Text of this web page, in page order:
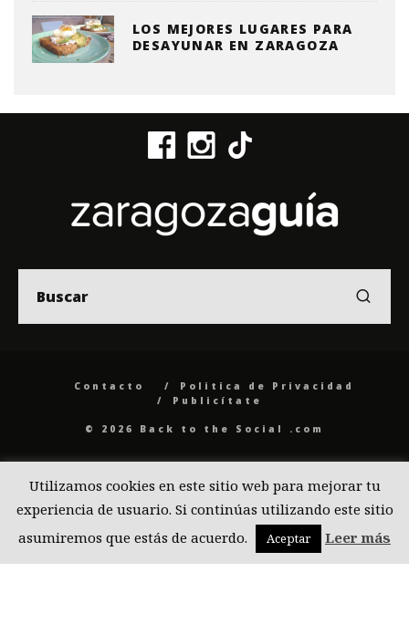
LOS MEJORES LUGARES PARA
DESAYUNAR EN ZARAGOZA
Contacto
Politica de Privacidad
Publicítate
© 2026 Back to the Social .com
Utilizamos cookies en este sitio web para mejorar tu
experiencia de usuario. Si continúas utilizando este sitio
asumiremos que estás de acuerdo.
Aceptar Leer más